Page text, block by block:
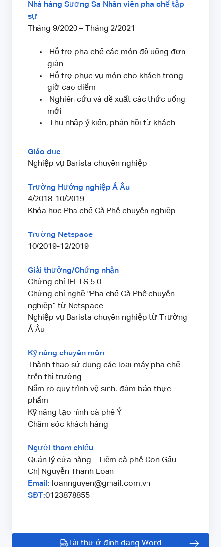
Nhà hàng Sương Sa Nhân viên pha chế tập
sự
Tháng 9/2020 – Tháng 2/2021
Hỗ trợ pha chế các món đồ uống đơn
giản
Hỗ trợ phục vụ món cho khách trong
giờ cao điểm
Nghiên cứu và đề xuất các thức uống
mới
Thu nhập ý kiến, phản hồi từ khách
Giáo dục
Nghiệp vụ Barista chuyên nghiệp
Trường Hướng nghiệp Á Âu
4/2018-10/2019
Khóa học Pha chế Cà Phê chuyên nghiệp
Trường Netspace
10/2019-12/2019
Giải thưởng/Chứng nhận
Chứng chỉ IELTS 5.0
Chứng chỉ nghề "Pha chế Cà Phê chuyên
nghiệp” từ Netspace
Nghiệp vụ Barista chuyên nghiệp từ Trường
Á Âu
Kỹ năng chuyên môn
Thành thạo sử dụng các loại máy pha chế
trên thị trường
Nắm rõ quy trình vệ sinh, đảm bảo thực
phẩm
Kỹ năng tạo hình cà phê Ý
Chăm sóc khách hàng
Người tham chiếu
Quản lý cửa hàng - Tiệm cà phê Con Gấu
Chị Nguyễn Thanh Loan
Email: loannguyen@gmail.com.vn
SĐT:0123878855
Tải thư ở định dạng Word